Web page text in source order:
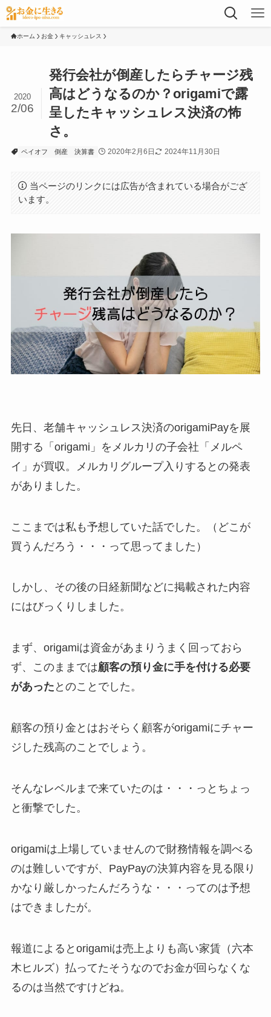
ホーム お金 キャッシュレス
発行会社が倒産したらチャージ残
高はどうなるのか？origamiで露
呈したキャッシュレス決済の怖
さ。
2020
2/06
ペイオフ 倒産 決算書 2020年2月6日 2024年11月30日
当ページのリンクには広告が含まれている場合がござ
います。
先日、老舗キャッシュレス決済のorigamiPayを展
開する「origami」をメルカリの子会社「メルペ
イ」が買収。メルカリグループ入りするとの発表
がありました。
ここまでは私も予想していた話でした。（どこが
買うんだろう・・・って思ってました）
しかし、その後の日経新聞などに掲載された内容
にはびっくりしました。
まず、origamiは資金があまりうまく回っておら
ず、このままでは顧客の預り金に手を付ける必要
があった とのことでした。
顧客の預り金とはおそらく顧客がorigamiにチャー
ジした残高のことでしょう。
そんなレベルまで来ていたのは・・・っとちょっ
と衝撃でした。
origamiは上場していませんので財務情報を調べる
のは難しいですが、PayPayの決算内容を見る限り
かなり厳しかったんだろうな・・・ってのは予想
はできましたが。
報道によるとorigamiは売上よりも高い家賃（六本
木ヒルズ）払ってたそうなのでお金が回らなくな
るのは当然ですけどね。